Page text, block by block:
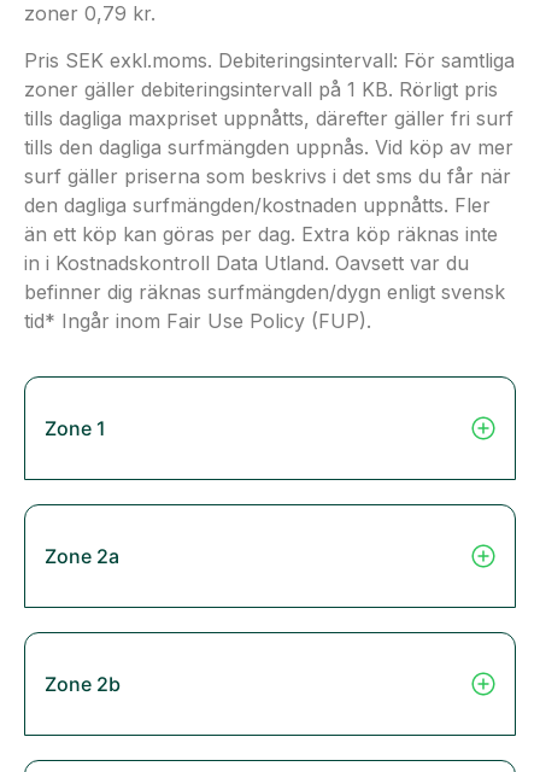
zoner 0,79 kr.
Pris SEK exkl.moms. Debiteringsintervall: För samtliga
zoner gäller debiteringsintervall på 1 KB. Rörligt pris
tills dagliga maxpriset uppnåtts, därefter gäller fri surf
tills den dagliga surfmängden uppnås. Vid köp av mer
surf gäller priserna som beskrivs i det sms du får när
den dagliga surfmängden/kostnaden uppnåtts. Fler
än ett köp kan göras per dag. Extra köp räknas inte
in i Kostnadskontroll Data Utland. Oavsett var du
befinner dig räknas surfmängden/dygn enligt svensk
tid* Ingår inom Fair Use Policy (FUP).
Zone 1
Zone 2a
Zone 2b